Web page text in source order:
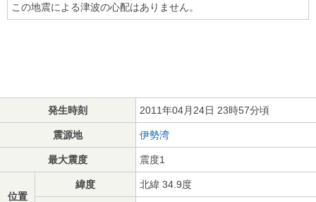
この地震による津波の心配はありません。
発生時刻 2011年04月24日 23時57分頃
震源地 伊勢湾
最大震度 震度1
位置
緯度 北緯 34.9度